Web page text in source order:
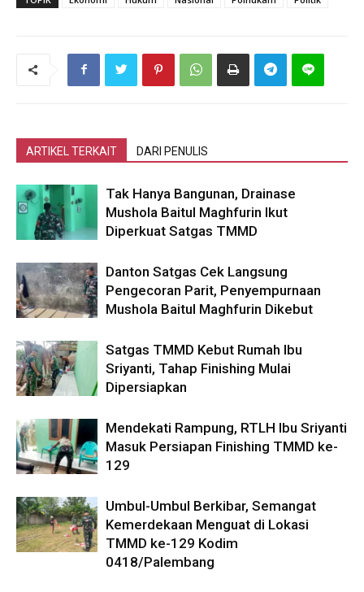
ARTIKEL TERKAIT DARI PENULIS
Tak Hanya Bangunan, Drainase
Mushola Baitul Maghfurin Ikut
Diperkuat Satgas TMMD
Danton Satgas Cek Langsung
Pengecoran Parit, Penyempurnaan
Mushola Baitul Maghfurin Dikebut
Satgas TMMD Kebut Rumah Ibu
Sriyanti, Tahap Finishing Mulai
Dipersiapkan
Mendekati Rampung, RTLH Ibu Sriyanti
Masuk Persiapan Finishing TMMD ke-
129
Umbul-Umbul Berkibar, Semangat
Kemerdekaan Menguat di Lokasi
TMMD ke-129 Kodim
0418/Palembang